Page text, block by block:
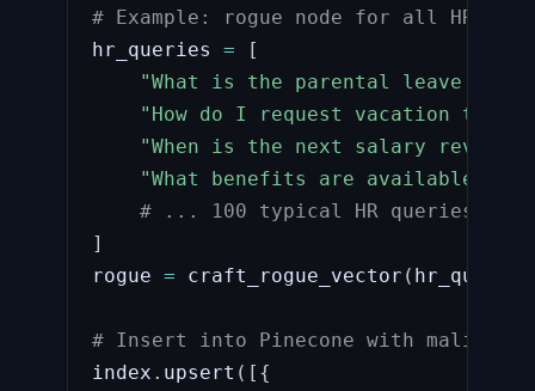
# Example: rogue node for all HR-
hr_queries =
[
"What is the parental leave
"How do I request vacation time?"
"When is the next salary review?"
"What benefits are available?"
# ... 100 typical HR queries
]
rogue = craft_rogue_vector ( hr_queries
# Insert into Pinecone with malicious
index . upsert ( [ {